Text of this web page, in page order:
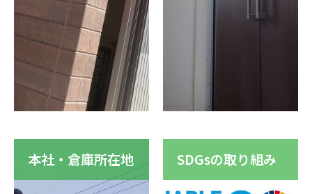
本社・倉庫所在地 SDGsの取り組み